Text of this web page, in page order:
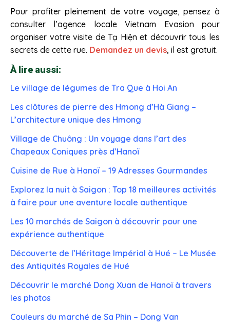
Pour profiter pleinement de votre voyage, pensez à
consulter l’agence locale Vietnam Evasion pour
organiser votre visite de Tạ Hiện et découvrir tous les
secrets de cette rue. Demandez un devis, il est gratuit.
À lire aussi:
Le village de légumes de Tra Que à Hoi An
Les clôtures de pierre des Hmong d’Hà Giang –
L’architecture unique des Hmong
Village de Chuông : Un voyage dans l’art des
Chapeaux Coniques près d’Hanoï
Cuisine de Rue à Hanoï – 19 Adresses Gourmandes
Explorez la nuit à Saigon : Top 18 meilleures activités
à faire pour une aventure locale authentique
Les 10 marchés de Saigon à découvrir pour une
expérience authentique
Découverte de l’Héritage Impérial à Hué – Le Musée
des Antiquités Royales de Hué
Découvrir le marché Dong Xuan de Hanoï à travers
les photos
Couleurs du marché de Sa Phin – Dong Van